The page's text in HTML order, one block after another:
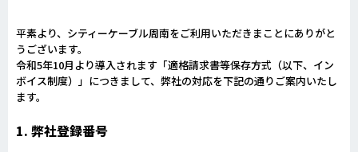
平素より、シティーケーブル周南をご利用いただきまことにありがと
うございます。
令和5年10月より導入されます「適格請求書等保存方式（以下、イン
ボイス制度）」につきまして、弊社の対応を下記の通りご案内いたし
ます。
1. 弊社登録番号